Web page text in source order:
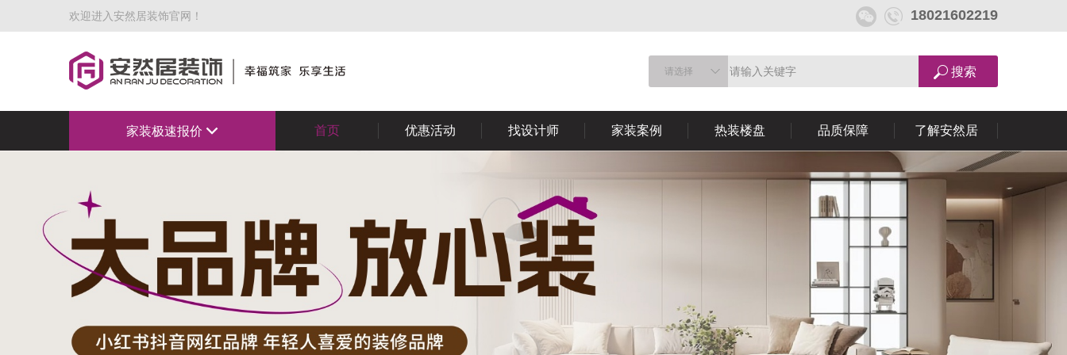
欢迎进入安然居装饰官网！ 18021602219
请选择
家装极速报价 首页 优惠活动 找设计师 家装案例 热装楼盘 品质保障 了解安然居